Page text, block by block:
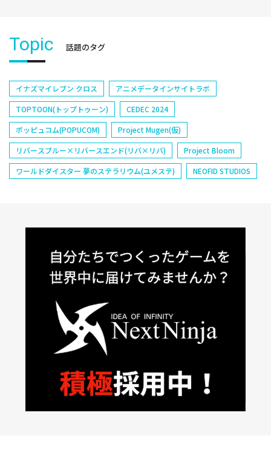
Topic 話題のタグ
イナズマイレブン クロス
アニメデータインサイトラボ
TOPTOON(トップトゥーン)
CEDEC 2024
ポッピュコム(POPUCOM)
Project Mugen(仮)
リバースブルー×リバースエンド(リバ×リバ)
Project Bloom
ワールドダイスター 夢のステラリウム(ユメステ)
NEOFID STUDIOS